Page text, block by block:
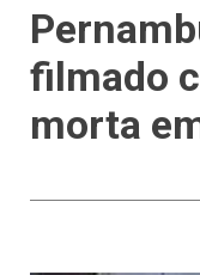
filmado
morta